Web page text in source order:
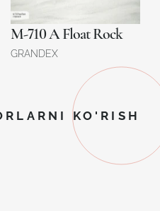
M-710 A Float Rock
GRANDEX
KO'RISH